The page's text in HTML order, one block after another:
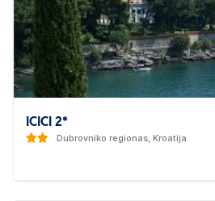
ICICI 2*
Dubrovniko regionas, Kroatija